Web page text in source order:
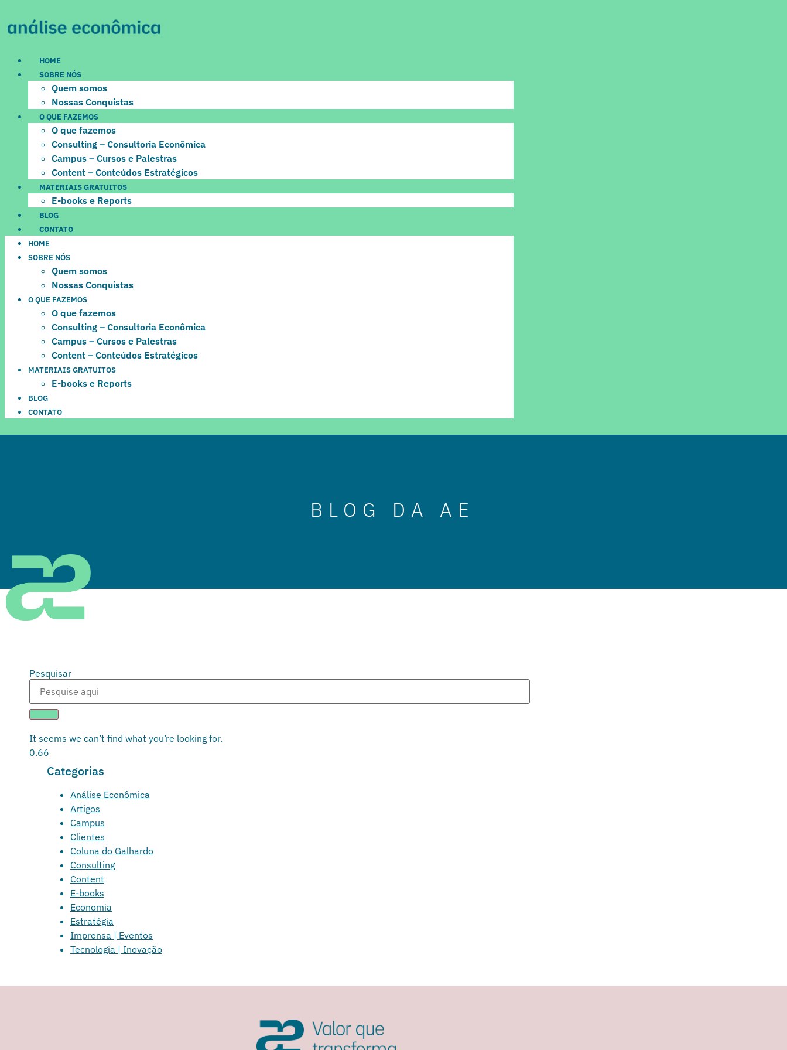
HOME
SOBRE NÓS
Quem somos
Nossas Conquistas
O QUE FAZEMOS
O que fazemos
Consulting – Consultoria Econômica
Campus – Cursos e Palestras
Content – Conteúdos Estratégicos
MATERIAIS GRATUITOS
E-books e Reports
BLOG
CONTATO
HOME
SOBRE NÓS
Quem somos
Nossas Conquistas
O QUE FAZEMOS
O que fazemos
Consulting – Consultoria Econômica
Campus – Cursos e Palestras
Content – Conteúdos Estratégicos
MATERIAIS GRATUITOS
E-books e Reports
BLOG
CONTATO
BLOG DA AE
Pesquisar
It seems we can’t find what you’re looking for.
Categorias
Análise Econômica
Artigos
Campus
Clientes
Coluna do Galhardo
Consulting
Content
E-books
Economia
Estratégia
Imprensa | Eventos
Tecnologia | Inovação